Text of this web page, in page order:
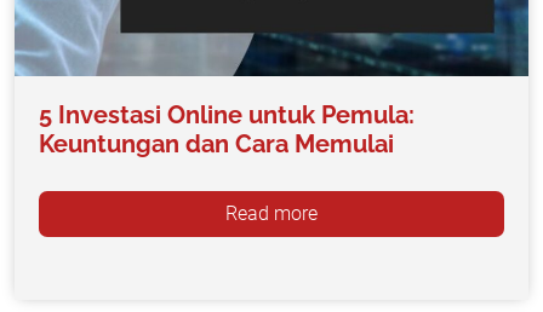
5 Investasi Online untuk Pemula:
Keuntungan dan Cara Memulai
Read more